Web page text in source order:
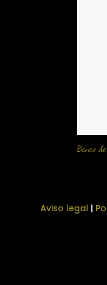
Banco
Aviso legal |